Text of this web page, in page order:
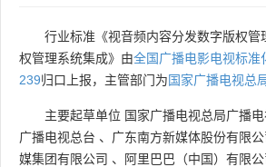
国外标准 技术委员会
行业标准《视音频内容分发数字版权管
权管理系统集成》由全国广播电影电视标准
239归口上报，主管部门为国家广播电视总
主要起草单位 国家广播电视总局广播
广播电视总台 、 广东南方新媒体股份有限公
媒集团有限公司 、 阿里巴巴（中国）有限公